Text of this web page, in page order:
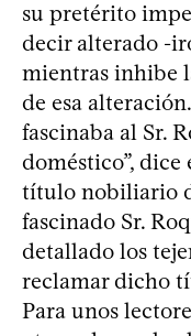
su pretérito
decir alterado -
mientras inhibe
de esa
fascinaba al Sr.
doméstico”,
título nobiliario
fascinado Sr.
detallado los
reclamar dicho
Para unos